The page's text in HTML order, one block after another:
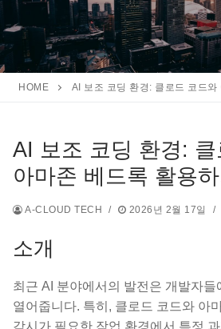
HOME AI 보조 코딩 환경: 클로드 코드와
AI 보조 코딩 환경:
아마존 베드록 활용
A-CLOUD TECH / 2026년 2월 17일 /
소개
최근 AI 분야에서의 발전은 개발자
열어줍니다. 특히, 클로드 코드와 아
감시가 필요한 작업 환경에서 특정